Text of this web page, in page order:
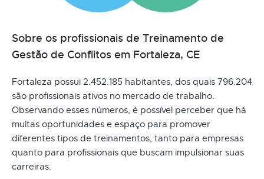
Sobre os profissionais de Treinamento de
Gestão de Conflitos em Fortaleza, CE
Fortaleza possui 2.452.185 habitantes, dos quais 796.204
são profissionais ativos no mercado de trabalho.
Observando esses números, é possível perceber que há
muitas oportunidades e espaço para promover
diferentes tipos de treinamentos, tanto para empresas
quanto para profissionais que buscam impulsionar suas
carreiras.